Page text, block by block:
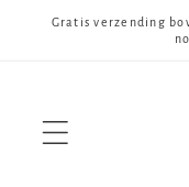
naar de
Gratis verzending